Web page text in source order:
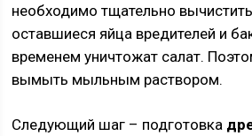
необходимо тщательно
оставшиеся яйца вредителей и
временем уничтожат салат.
вымыть мыльным раствором.
Следующий шаг – подготовка